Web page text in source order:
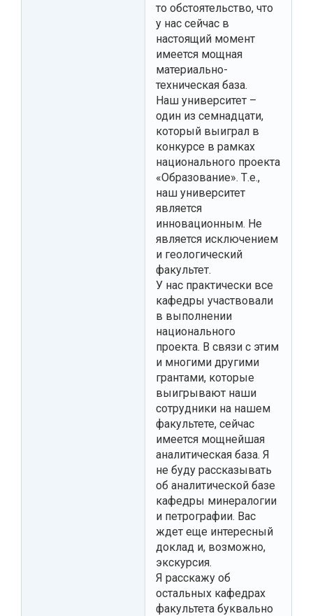
то обстоятельство, что
у нас сейчас в
настоящий момент
имеется мощная
материально-
техническая база.
Наш университет –
один из семнадцати,
который выиграл в
конкурсе в рамках
национального проекта
«Образование». Т.е.,
наш университет
является
инновационным. Не
является исключением
и геологический
факультет.
У нас практически все
кафедры участвовали
в выполнении
национального
проекта. В связи с этим
и многими другими
грантами, которые
выигрывают наши
сотрудники на нашем
факультете, сейчас
имеется мощнейшая
аналитическая база. Я
не буду рассказывать
об аналитической базе
кафедры минералогии
и петрографии. Вас
ждет еще интересный
доклад и, возможно,
экскурсия.
Я расскажу об
остальных кафедрах
факультета буквально